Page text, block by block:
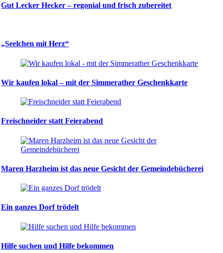
Gut Lecker Hecker – regonial und frisch zubereitet
„Seelchen mit Herz“
Wir kaufen lokal – mit der Simmerather Geschenkkarte
Freischneider statt Feierabend
Maren Harzheim ist das neue Gesicht der Gemeindebücherei
Ein ganzes Dorf trödelt
Hilfe suchen und Hilfe bekommen